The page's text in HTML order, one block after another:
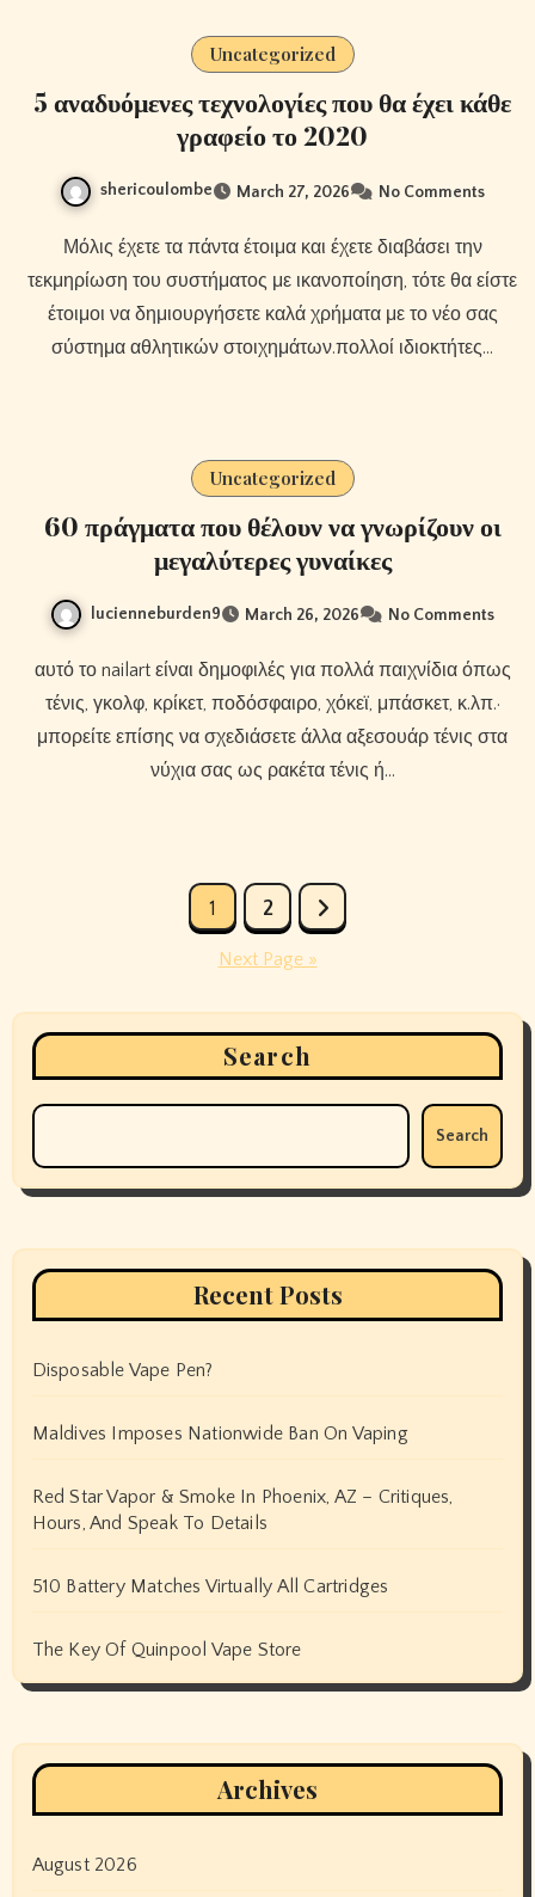
Uncategorized
5 αναδυόμενες τεχνολογίες που θα έχει κάθε
γραφείο το 2020
shericoulombe March 27, 2026 No Comments
Μόλις έχετε τα πάντα έτοιμα και έχετε διαβάσει την
τεκμηρίωση του συστήματος με ικανοποίηση, τότε θα είστε
έτοιμοι να δημιουργήσετε καλά χρήματα με το νέο σας
σύστημα αθλητικών στοιχημάτων.πολλοί ιδιοκτήτες…
Uncategorized
60 πράγματα που θέλουν να γνωρίζουν οι
μεγαλύτερες γυναίκες
lucienneburden9 March 26, 2026 No Comments
αυτό το nailart είναι δημοφιλές για πολλά παιχνίδια όπως
τένις, γκολφ, κρίκετ, ποδόσφαιρο, χόκεϊ, μπάσκετ, κ.λπ.·
μπορείτε επίσης να σχεδιάσετε άλλα αξεσουάρ τένις στα
νύχια σας ως ρακέτα τένις ή…
1 2
Next Page »
Search
Search
Recent Posts
Disposable Vape Pen?
Maldives Imposes Nationwide Ban On Vaping
Red Star Vapor & Smoke In Phoenix, AZ – Critiques,
Hours, And Speak To Details
510 Battery Matches Virtually All Cartridges
The Key Of Quinpool Vape Store
Archives
August 2026